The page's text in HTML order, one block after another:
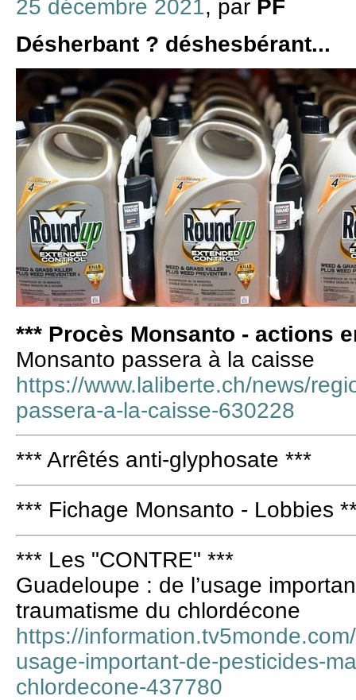
25 décembre 2021, par PF
Désherbant ? déshesbérant...
*** Procès Monsanto - actions
Monsanto passera à la caisse
https://www.laliberte.ch/news/
passera-a-la-caisse-630228
*** Arrêtés anti-glyphosate ***
*** Fichage Monsanto - Lobbies
*** Les "CONTRE" ***
Guadeloupe : de l’usage
traumatisme du chlordécone
https://
usage-important-de-pesticides-
chlordecone-437780